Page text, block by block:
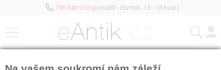
736 646 913(pondělí - čtvrtek, 13 - 18 hod.)